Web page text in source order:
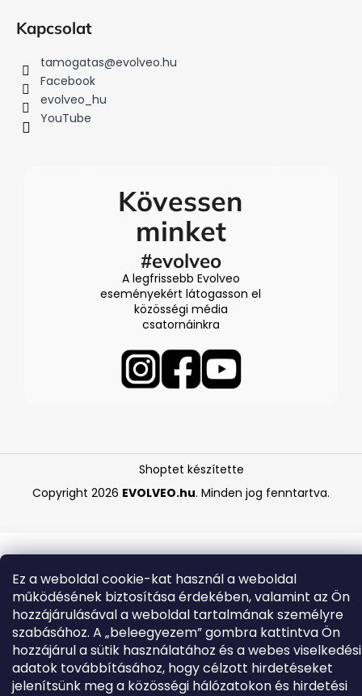
Ez a weboldal cookie-kat használ a weboldal
működésének biztosítása érdekében, valamint az Ön
hozzájárulásával a weboldal tartalmának személyre
szabásához. A „beleegyezem” gombra kattintva Ön
hozzájárul a sütik használatához és a webes viselkedési
adatok továbbításához, hogy célzott hirdetéseket
jelenítsünk meg a közösségi hálózatokon és hirdetési
Kapcsolat
tamogatas@evolveo.hu
Facebook
evolveo_hu
YouTube
Kövessen
minket
#evolveo
A legfrissebb Evolveo
eseményekért látogasson el
közösségi média
csatornáinkra
Shoptet készítette
Copyright 2026 EVOLVEO.hu. Minden jog fenntartva.